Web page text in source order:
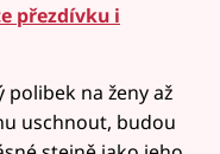
přezdívku i
na ženy až
uschnout, budou